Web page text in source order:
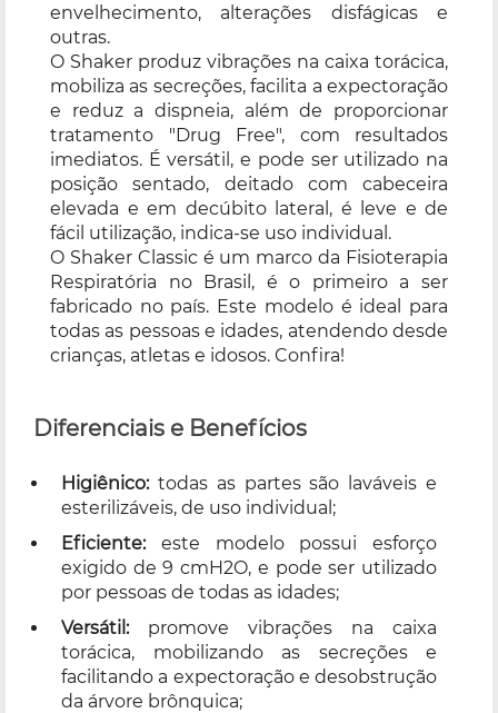
envelhecimento, alterações disfágicas e
outras.
O Shaker produz vibrações na caixa torácica,
mobiliza as secreções, facilita a expectoração
e reduz a dispneia, além de proporcionar
tratamento "Drug Free", com resultados
imediatos. É versátil, e pode ser utilizado na
posição sentado, deitado com cabeceira
elevada e em decúbito lateral, é leve e de
fácil utilização, indica-se uso individual.
O Shaker Classic é um marco da Fisioterapia
Respiratória no Brasil, é o primeiro a ser
fabricado no país. Este modelo é ideal para
todas as pessoas e idades, atendendo desde
crianças, atletas e idosos. Confira!
Diferenciais e Benefícios
Higiênico:todas as partes são laváveis e
esterilizáveis, de uso individual;
Eficiente:este modelo possui esforço
exigido de 9 cmH2O, e pode ser utilizado
por pessoas de todas as idades;
Versátil:promove vibrações na caixa
torácica, mobilizando as secreções e
facilitando a expectoração e desobstrução
da árvore brônquica;